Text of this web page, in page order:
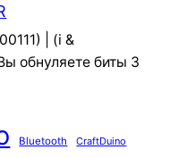
| (i &
обнуляете биты 3
Bluetooth CraftDuino